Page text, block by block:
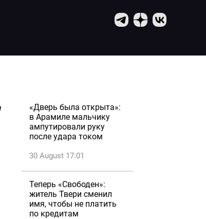
«Дверь была открыта»:
в Арамиле мальчику
ампутировали руку
после удара током
30 August 17:01
Теперь «Свободен»:
житель Твери сменил
имя, чтобы не платить
по кредитам